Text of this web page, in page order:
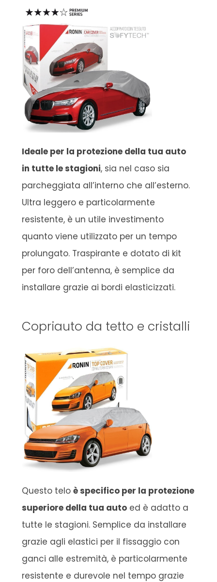
Ideale per la protezione della tua auto
in tutte le stagioni, sia nel caso sia
parcheggiata all’interno che all’esterno.
Ultra leggero e particolarmente
resistente, è un utile investimento
quanto viene utilizzato per un tempo
prolungato. Traspirante e dotato di kit
per foro dell’antenna, è semplice da
installare grazie ai bordi elasticizzati.
Copriauto da tetto e cristalli
Questo telo è specifico per la protezione
superiore della tua auto ed è adatto a
tutte le stagioni. Semplice da installare
grazie agli elastici per il fissaggio con
ganci alle estremità, è particolarmente
resistente e durevole nel tempo grazie